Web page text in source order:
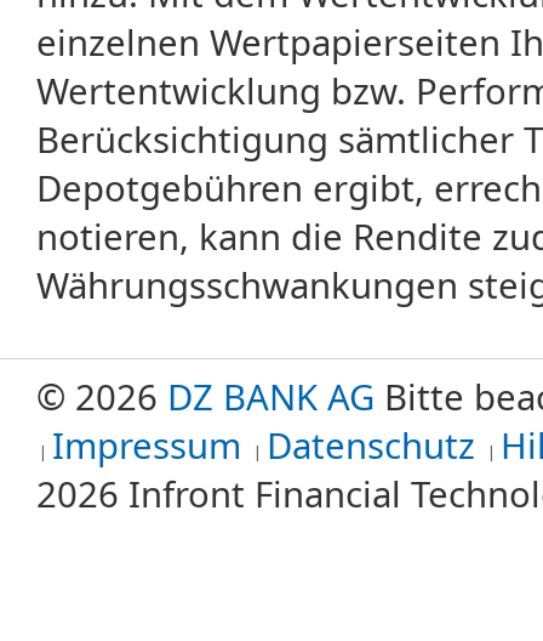
einzelnen Wertpapierseiten
Wertentwicklung bzw.
Berücksichtigung sämtlicher
Depotgebühren ergibt,
notieren, kann die Rendite
Währungsschwankungen
© 2026 DZ BANK AG Bitte
Impressum
Datenschutz
2026 Infront Financial